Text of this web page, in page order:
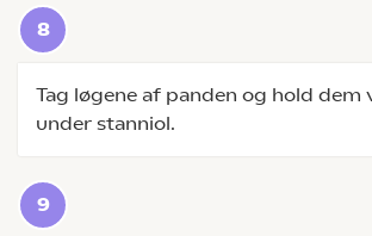
Tag løgene af panden og hold dem
under stanniol.